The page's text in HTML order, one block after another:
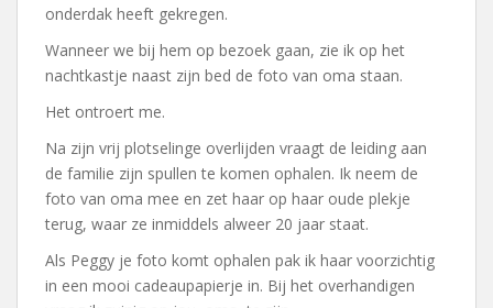
onderdak heeft gekregen.
Wanneer we bij hem op bezoek gaan, zie ik op het
nachtkastje naast zijn bed de foto van oma staan.
Het ontroert me.
Na zijn vrij plotselinge overlijden vraagt de leiding aan
de familie zijn spullen te komen ophalen. Ik neem de
foto van oma mee en zet haar op haar oude plekje
terug, waar ze inmiddels alweer 20 jaar staat.
Als Peggy je foto komt ophalen pak ik haar voorzichtig
in een mooi cadeaupapierje in. Bij het overhandigen